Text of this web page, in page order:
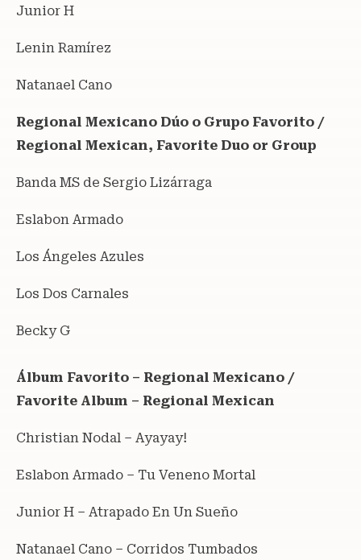
Junior H
Lenin Ramírez
Natanael Cano
Regional Mexicano Dúo o Grupo Favorito /
Regional Mexican, Favorite Duo or Group
Banda MS de Sergio Lizárraga
Eslabon Armado
Los Ángeles Azules
Los Dos Carnales
Becky G
Álbum Favorito – Regional Mexicano /
Favorite Album – Regional Mexican
Christian Nodal – Ayayay!
Eslabon Armado – Tu Veneno Mortal
Junior H – Atrapado En Un Sueño
Natanael Cano – Corridos Tumbados